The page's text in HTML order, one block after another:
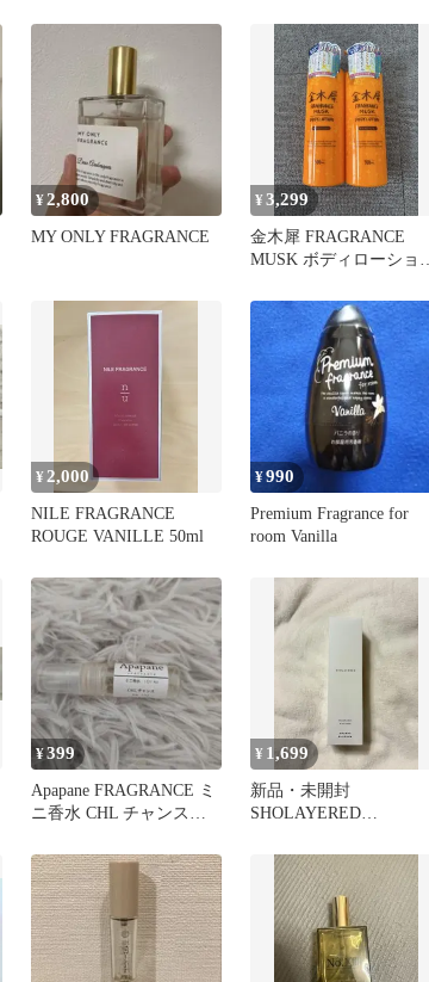
¥2,800
MY ONLY FRAGRANCE
¥3,299
金木犀 FRAGRANCE
MUSK ボディローション
¥ 2,000
NILE FRAGRANCE
ROUGE VANILLE 50ml
¥990
Premium Fragrance for
room Vanilla
¥399
Apapane FRAGRANCE ミ
ニ香水 CHL チャンス
¥ 1,699
新品・未開封
SHOLAYERED